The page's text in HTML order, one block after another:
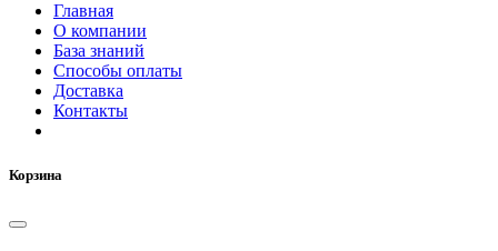
Главная
О компании
База знаний
Способы оплаты
Доставка
Контакты
Корзина